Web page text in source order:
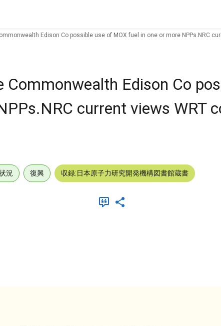
Edison Co possible use of MOX fuel in one or more NPPs.NRC
Edison Co
current views WRT
況 復興 収録:日本原子力研究開発機構図書館蔵書